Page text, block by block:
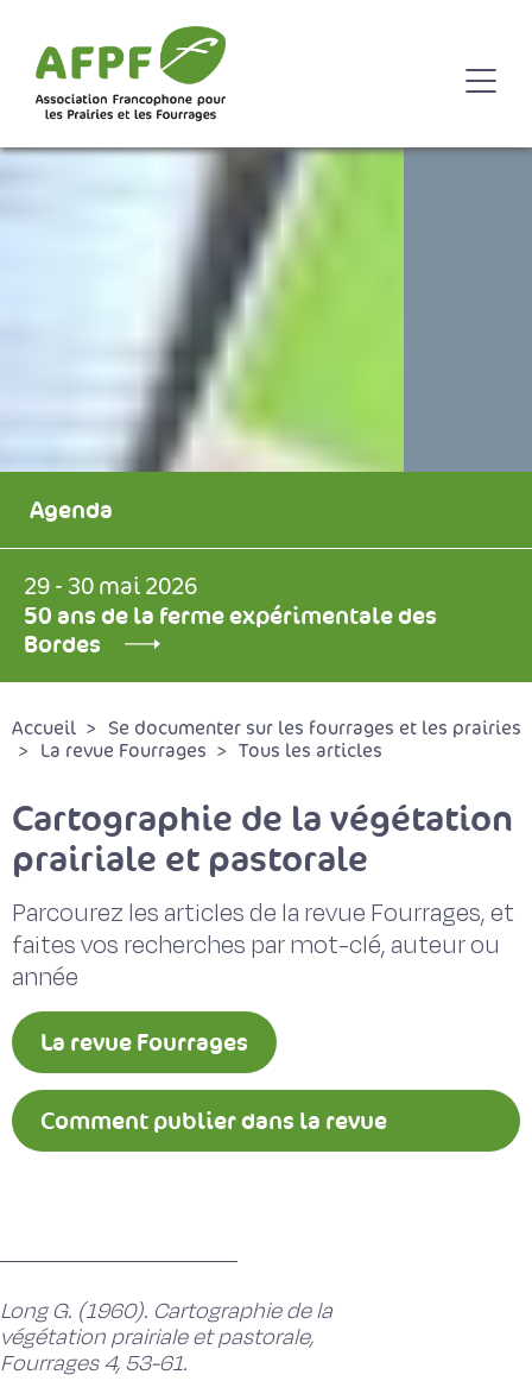
Agenda
29 - 30 mai 2026
50 ans de la ferme expérimentale des
Bordes
Accueil
Se documenter sur les fourrages et les prairies
La revue Fourrages
Tous les articles
Cartographie de la végétation
prairiale et pastorale
Parcourez les articles de la revue Fourrages, et
faites vos recherches par mot-clé, auteur ou
année
La revue Fourrages
Comment publier dans la revue
Long G. (1960). Cartographie de la
végétation prairiale et pastorale,
Fourrages 4, 53-61.